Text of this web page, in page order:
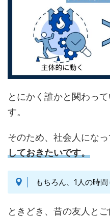
とにかく誰かと関わっ
す。
そのため、社会人になっ
しておきたいです。
もちろん、1人の時間
ときどき、昔の友人と